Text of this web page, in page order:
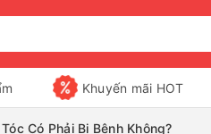
Khuyến mãi HOT
Có Phải Bị Bệnh Không?